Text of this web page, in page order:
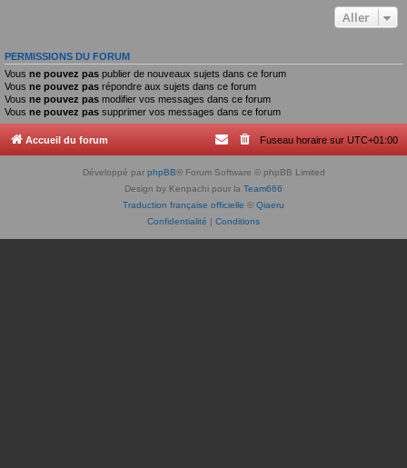
Aller
PERMISSIONS DU FORUM
Vous ne pouvez pas publier de nouveaux sujets dans ce forum
Vous ne pouvez pas répondre aux sujets dans ce forum
Vous ne pouvez pas modifier vos messages dans ce forum
Vous ne pouvez pas supprimer vos messages dans ce forum
Accueil du forum Fuseau horaire sur UTC+01:00
Développé par phpBB® Forum Software © phpBB Limited
Design by Kenpachi pour la Team666
Traduction française officielle © Qiaeru
Confidentialité | Conditions